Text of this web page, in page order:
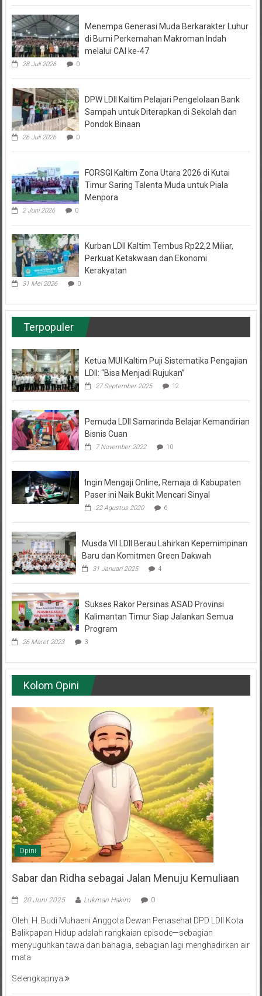
Menempa Generasi Muda Berkarakter Luhur
di Bumi Perkemahan Makroman Indah
melalui CAI ke-47
28 Juli 2026 0
DPW LDII Kaltim Pelajari Pengelolaan Bank
Sampah untuk Diterapkan di Sekolah dan
Pondok Binaan
26 Juli 2026 0
FORSGI Kaltim Zona Utara 2026 di Kutai
Timur Saring Talenta Muda untuk Piala
Menpora
2 Juni 2026 0
Kurban LDII Kaltim Tembus Rp22,2 Miliar,
Perkuat Ketakwaan dan Ekonomi
Kerakyatan
31 Mei 2026 0
Terpopuler
Ketua MUI Kaltim Puji Sistematika Pengajian
LDII: “Bisa Menjadi Rujukan”
27 September 2025 12
Pemuda LDII Samarinda Belajar Kemandirian
Bisnis Cuan
7 November 2022 10
Ingin Mengaji Online, Remaja di Kabupaten
Paser ini Naik Bukit Mencari Sinyal
22 Agustus 2020 6
Musda VII LDII Berau Lahirkan Kepemimpinan
Baru dan Komitmen Green Dakwah
31 Januari 2025 4
Sukses Rakor Persinas ASAD Provinsi
Kalimantan Timur Siap Jalankan Semua
Program
26 Maret 2023 3
Kolom Opini
Opini
Sabar dan Ridha sebagai Jalan Menuju Kemuliaan
20 Juni 2025 Lukman Hakim 0
Oleh: H. Budi Muhaeni Anggota Dewan Penasehat DPD LDII Kota
Balikpapan Hidup adalah rangkaian episode—sebagian
menyuguhkan tawa dan bahagia, sebagian lagi menghadirkan air
mata
Selengkapnya